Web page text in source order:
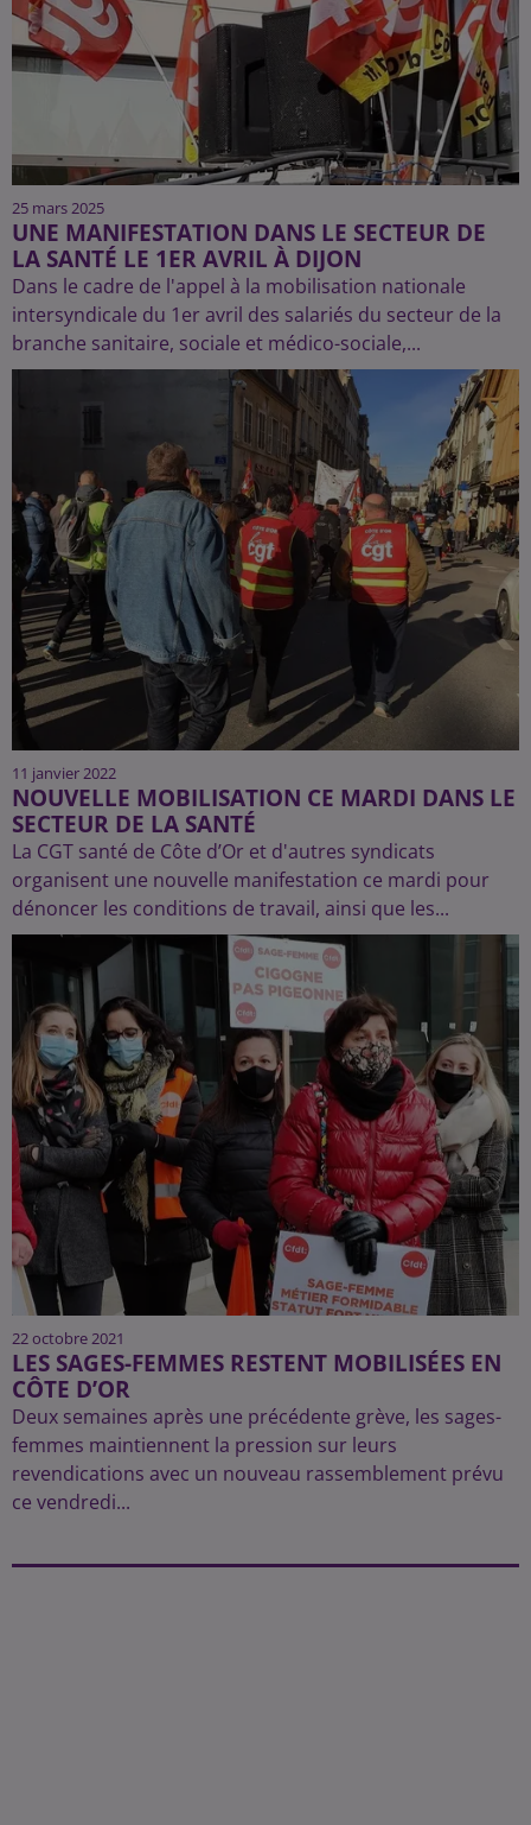
25 mars 2025
UNE MANIFESTATION DANS LE SECTEUR DE
LA SANTÉ LE 1ER AVRIL À DIJON
Dans le cadre de l'appel à la mobilisation nationale
intersyndicale du 1er avril des salariés du secteur de la
branche sanitaire, sociale et médico-sociale,...
11 janvier 2022
NOUVELLE MOBILISATION CE MARDI DANS LE
SECTEUR DE LA SANTÉ
La CGT santé de Côte d’Or et d'autres syndicats
organisent une nouvelle manifestation ce mardi pour
dénoncer les conditions de travail, ainsi que les...
22 octobre 2021
LES SAGES-FEMMES RESTENT MOBILISÉES EN
CÔTE D’OR
Deux semaines après une précédente grève, les sages-
femmes maintiennent la pression sur leurs
revendications avec un nouveau rassemblement prévu
ce vendredi...